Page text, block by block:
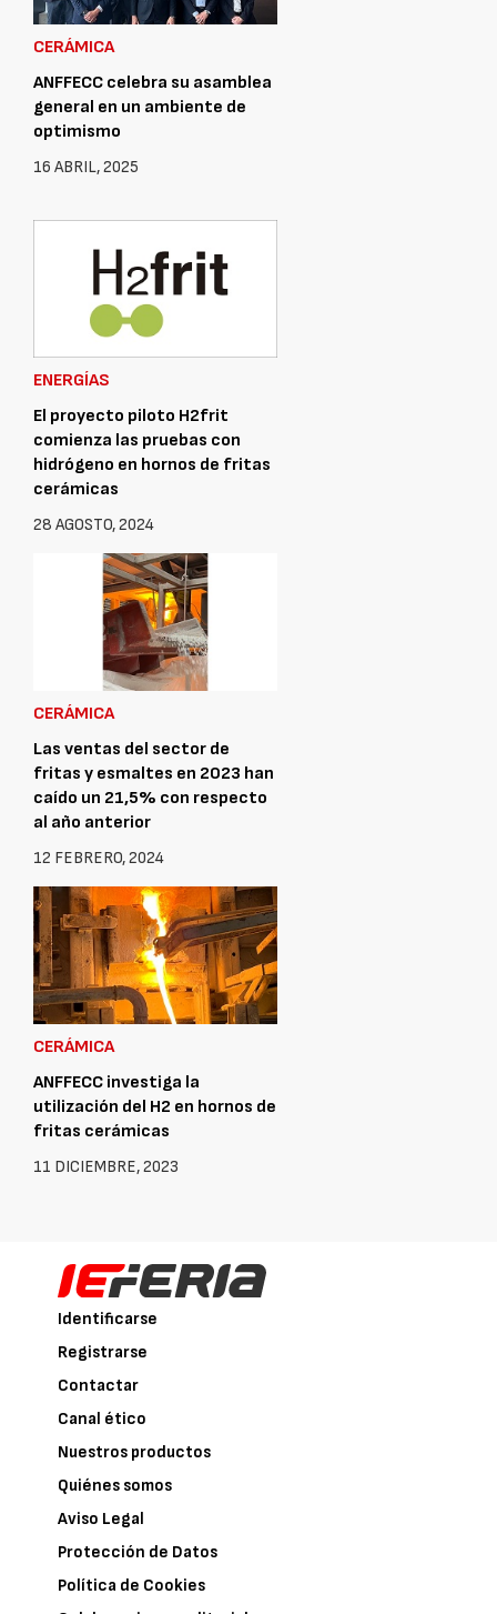
CERÁMICA
ANFFECC celebra su asamblea
general en un ambiente de
optimismo
16 ABRIL, 2025
ENERGÍAS
El proyecto piloto H2frit
comienza las pruebas con
hidrógeno en hornos de fritas
cerámicas
28 AGOSTO, 2024
CERÁMICA
Las ventas del sector de
fritas y esmaltes en 2023 han
caído un 21,5% con respecto
al año anterior
12 FEBRERO, 2024
CERÁMICA
ANFFECC investiga la
utilización del H2 en hornos de
fritas cerámicas
11 DICIEMBRE, 2023
Identificarse
Registrarse
Contactar
Canal ético
Nuestros productos
Quiénes somos
Aviso Legal
Protección de Datos
Política de Cookies